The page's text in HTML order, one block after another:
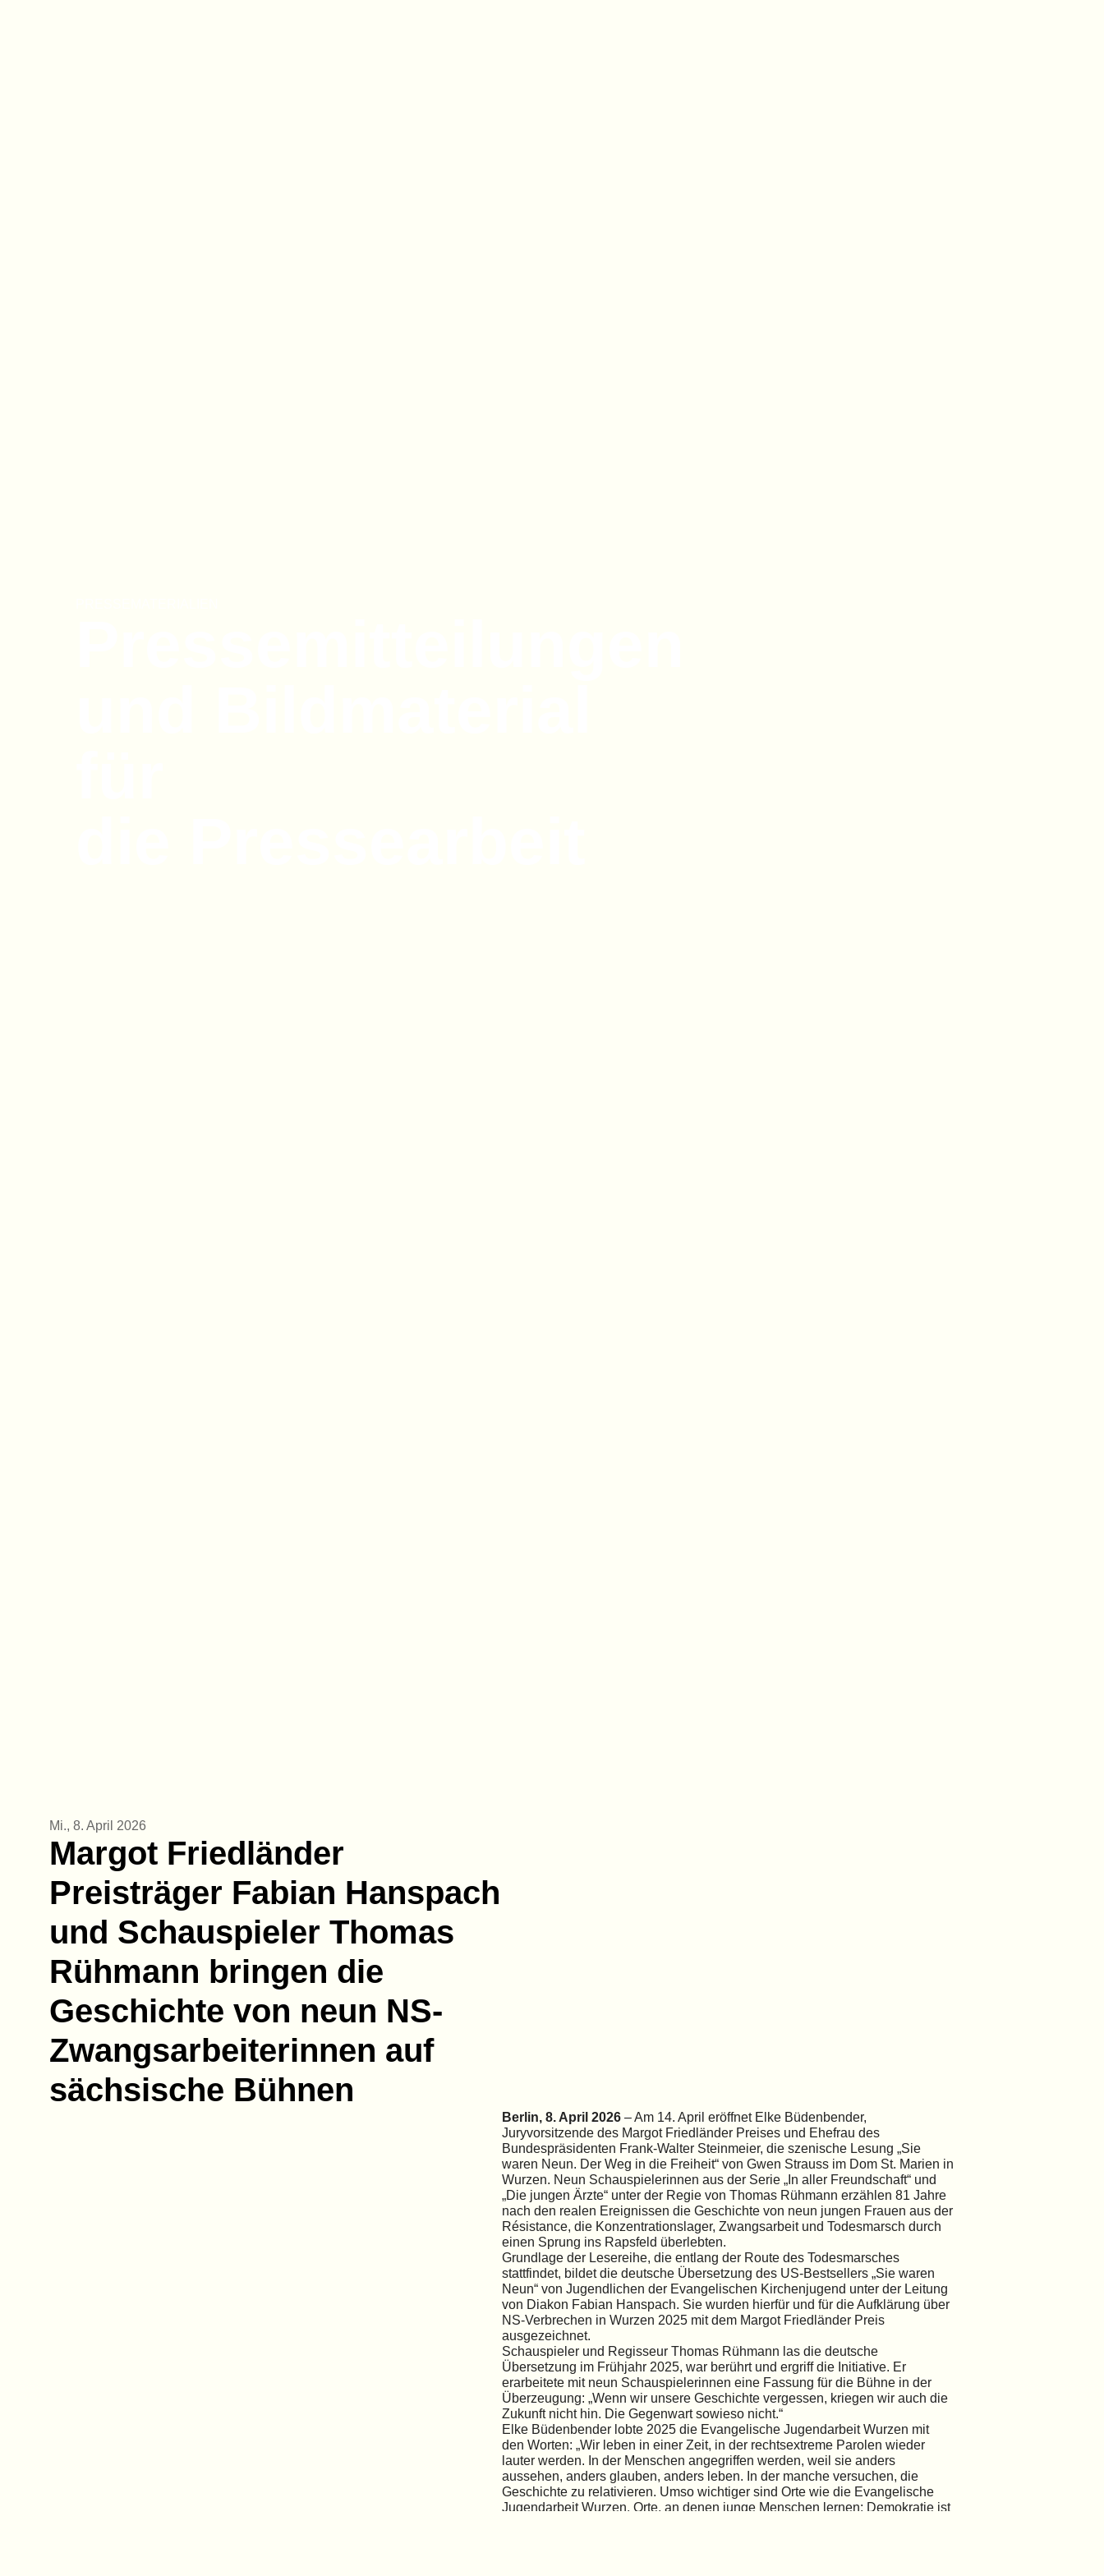
Mi., 8. April 2026
Margot Friedländer
Preisträger Fabian Hanspach
und Schauspieler Thomas
Rühmann bringen die
Geschichte von neun NS-
Zwangsarbeiterinnen auf
sächsische Bühnen
Berlin, 8. April 2026– Am 14. April eröffnet Elke Büdenbender,
Juryvorsitzende des Margot Friedländer Preises und Ehefrau des
Bundespräsidenten Frank-Walter Steinmeier, die szenische Lesung „Sie
waren Neun. Der Weg in die Freiheit“ von Gwen Strauss im Dom St. Marien in
Wurzen. Neun Schauspielerinnen aus der Serie „In aller Freundschaft“ und
„Die jungen Ärzte“ unter der Regie von Thomas Rühmann erzählen 81 Jahre
nach den realen Ereignissen die Geschichte von neun jungen Frauen aus der
Résistance, die Konzentrationslager, Zwangsarbeit und Todesmarsch durch
einen Sprung ins Rapsfeld überlebten.
Grundlage der Lesereihe, die entlang der Route des Todesmarsches
stattfindet, bildet die deutsche Übersetzung des US-Bestsellers „Sie waren
Neun“ von Jugendlichen der Evangelischen Kirchenjugend unter der Leitung
von Diakon Fabian Hanspach. Sie wurden hierfür und für die Aufklärung über
NS-Verbrechen in Wurzen 2025 mit dem Margot Friedländer Preis
ausgezeichnet.
Schauspieler und Regisseur Thomas Rühmann las die deutsche
Übersetzung im Frühjahr 2025, war berührt und ergriff die Initiative. Er
erarbeitete mit neun Schauspielerinnen eine Fassung für die Bühne in der
Überzeugung: „Wenn wir unsere Geschichte vergessen, kriegen wir auch die
Zukunft nicht hin. Die Gegenwart sowieso nicht.“
Elke Büdenbender lobte 2025 die Evangelische Jugendarbeit Wurzen mit
den Worten: „Wir leben in einer Zeit, in der rechtsextreme Parolen wieder
lauter werden. In der Menschen angegriffen werden, weil sie anders
aussehen, anders glauben, anders leben. In der manche versuchen, die
Geschichte zu relativieren. Umso wichtiger sind Orte wie die Evangelische
Jugendarbeit Wurzen. Orte, an denen junge Menschen lernen: Demokratie ist